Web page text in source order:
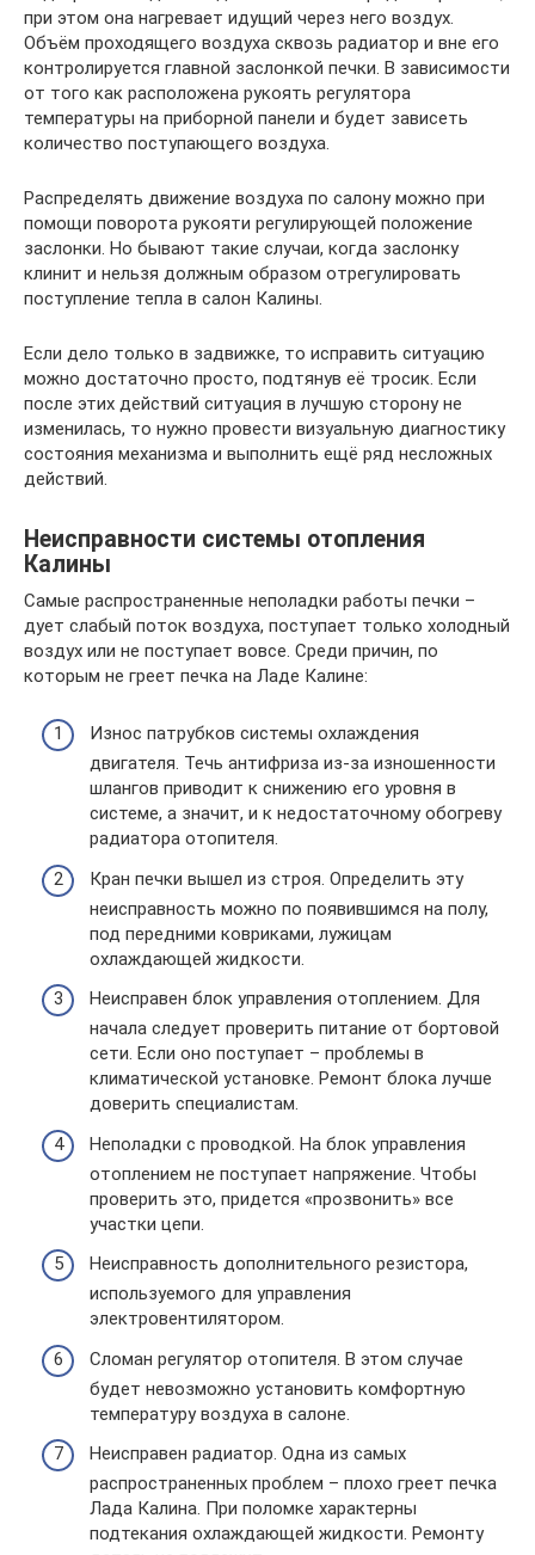
при этом она нагревает идущий через него воздух.
Объём проходящего воздуха сквозь радиатор и вне его
контролируется главной заслонкой печки. В зависимости
от того как расположена рукоять регулятора
температуры на приборной панели и будет зависеть
количество поступающего воздуха.
Распределять движение воздуха по салону можно при
помощи поворота рукояти регулирующей положение
заслонки. Но бывают такие случаи, когда заслонку
клинит и нельзя должным образом отрегулировать
поступление тепла в салон Калины.
Если дело только в задвижке, то исправить ситуацию
можно достаточно просто, подтянув её тросик. Если
после этих действий ситуация в лучшую сторону не
изменилась, то нужно провести визуальную диагностику
состояния механизма и выполнить ещё ряд несложных
действий.
Неисправности системы отопления
Калины
Самые распространенные неполадки работы печки –
дует слабый поток воздуха, поступает только холодный
воздух или не поступает вовсе. Среди причин, по
которым не греет печка на Ладе Калине:
Износ патрубков системы охлаждения
двигателя. Течь антифриза из-за изношенности
шлангов приводит к снижению его уровня в
системе, а значит, и к недостаточному обогреву
радиатора отопителя.
Кран печки вышел из строя. Определить эту
неисправность можно по появившимся на полу,
под передними ковриками, лужицам
охлаждающей жидкости.
Неисправен блок управления отоплением. Для
начала следует проверить питание от бортовой
сети. Если оно поступает – проблемы в
климатической установке. Ремонт блока лучше
доверить специалистам.
Неполадки с проводкой. На блок управления
отоплением не поступает напряжение. Чтобы
проверить это, придется «прозвонить» все
участки цепи.
Неисправность дополнительного резистора,
используемого для управления
электровентилятором.
Сломан регулятор отопителя. В этом случае
будет невозможно установить комфортную
температуру воздуха в салоне.
Неисправен радиатор. Одна из самых
распространенных проблем – плохо греет печка
Лада Калина. При поломке характерны
подтекания охлаждающей жидкости. Ремонту